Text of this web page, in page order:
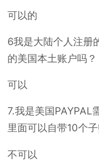
可以的
6我是大陆个人注册
的美国本土账户吗？
可以
7.我是美国PAYPAL
里面可以自带10个
不可以